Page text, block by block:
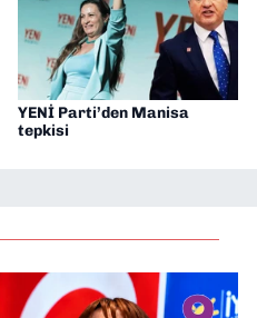
YENİ Parti’den Manisa
tepkisi